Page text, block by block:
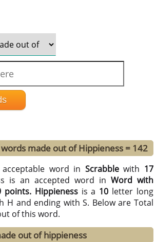
made out of Hippieness = 142
word in Scrabblewith 17
is an accepted word inWord with
points. Hippienessis a 10 letter long
H and ending with S. Below are Total
of this word.
out of hippieness